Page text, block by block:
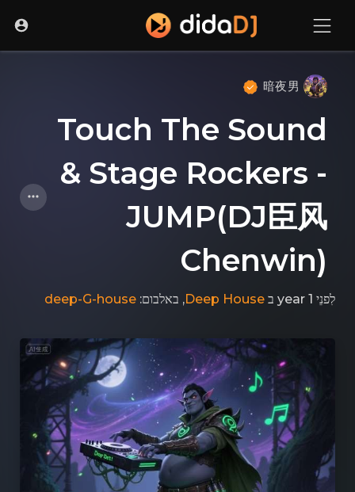
暗夜男
Touch The Sound
& Stage Rockers -
JUMP(DJ臣风
Chenwin)
לִפנֵי 1 year ב Deep House, באלבום: deep-G-house